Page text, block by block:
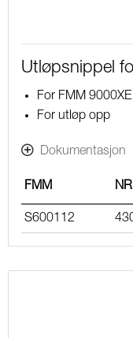
Utløpsnippel
For FMM 9000XE
For utløp opp
Dokumentasjon
FMM
S600112